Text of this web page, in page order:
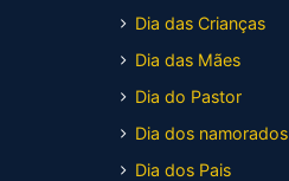
Dia das Crianças
Dia das Mães
Dia do Pastor
Dia dos namorados
Dia dos Pais